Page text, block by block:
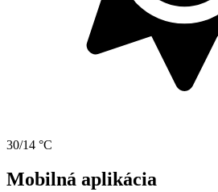
30/14 °C
Mobilná aplikácia